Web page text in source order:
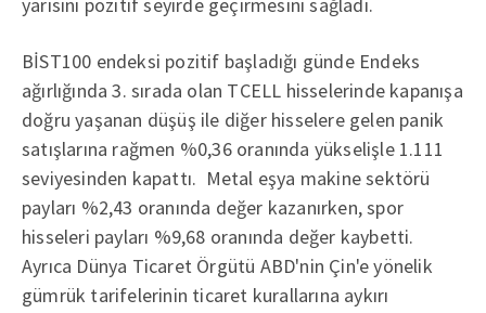
BİST100 endeksi pozitif başladığı günde Endeks
ağırlığında 3. sırada olan TCELL hisselerinde kapanışa
doğru yaşanan düşüş ile diğer hisselere gelen panik
satışlarına rağmen %0,36 oranında yükselişle 1.111
seviyesinden kapattı. Metal eşya makine sektörü
payları %2,43 oranında değer kazanırken, spor
hisseleri payları %9,68 oranında değer kaybetti.
Ayrıca Dünya Ticaret Örgütü ABD'nin Çin'e yönelik
gümrük tarifelerinin ticaret kurallarına aykırı